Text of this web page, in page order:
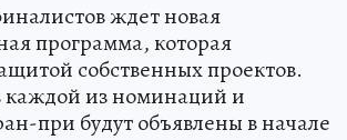
ждет новая
программа, которая
собственных проектов.
каждой из номинаций и
при будут объявлены в начале